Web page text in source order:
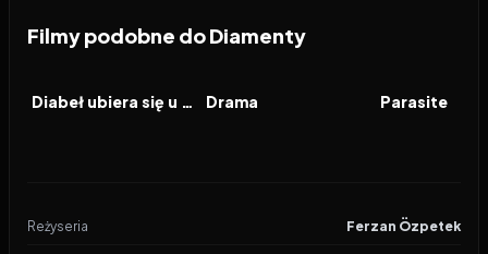
Filmy podobne do Diamenty
FILM Diabeł ubiera się u Prady 2 FILM
Drama FILM
Parasite
Reżyseria Ferzan Özpetek